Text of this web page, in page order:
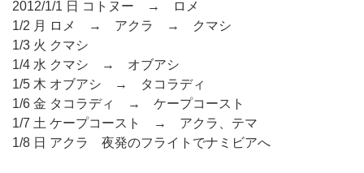
2012/1/1 日 コトヌー → ロメ
1/2 月 ロメ → アクラ → クマシ
1/3 火 クマシ
1/4 水 クマシ → オブアシ
1/5 木 オブアシ → タコラディ
1/6 金 タコラディ → ケープコースト
1/7 土 ケープコースト → アクラ、テマ
1/8 日 アクラ 夜発のフライトでナミビアへ